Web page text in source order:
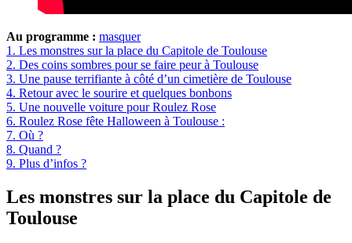
Au programme : masquer
1. Les monstres sur la place du Capitole de Toulouse
2. Des coins sombres pour se faire peur à Toulouse
3. Une pause terrifiante à côté d’un cimetière de Toulouse
4. Retour avec le sourire et quelques bonbons
5. Une nouvelle voiture pour Roulez Rose
6. Roulez Rose fête Halloween à Toulouse :
7. Où ?
8. Quand ?
9. Plus d’infos ?
Les monstres sur la place du Capitole de
Toulouse